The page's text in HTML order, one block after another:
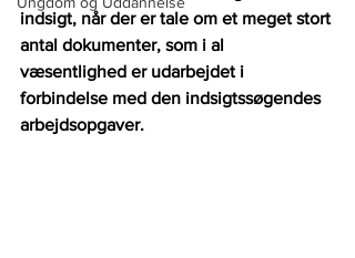
indsigt, når der er tale om et meget stort
antal dokumenter, som i al
væsentlighed er udarbejdet i
forbindelse med den indsigtssøgendes
arbejdsopgaver.